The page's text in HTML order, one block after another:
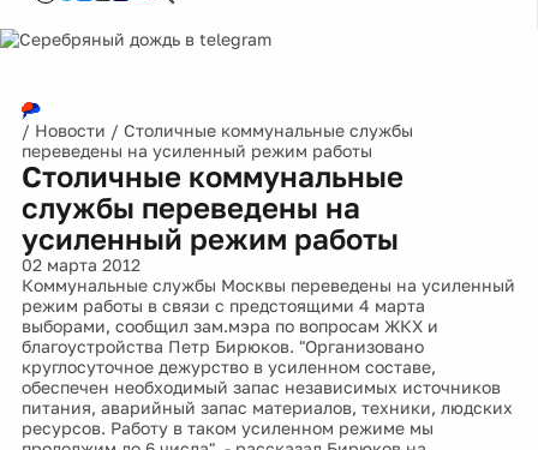
/ Новости / Столичные коммунальные службы
переведены на усиленный режим работы
Столичные коммунальные
службы переведены на
усиленный режим работы
02 марта 2012
Коммунальные службы Москвы переведены на усиленный
режим работы в связи с предстоящими 4 марта
выборами, сообщил зам.мэра по вопросам ЖКХ и
благоустройства Петр Бирюков. "Организовано
круглосуточное дежурство в усиленном составе,
обеспечен необходимый запас независимых источников
питания, аварийный запас материалов, техники, людских
ресурсов. Работу в таком усиленном режиме мы